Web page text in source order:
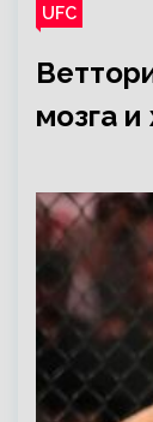
UFC
мозга